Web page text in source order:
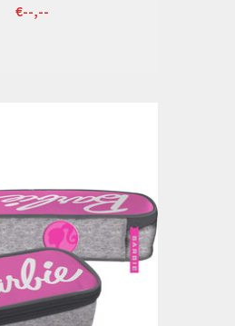
€--,--